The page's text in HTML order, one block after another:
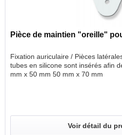
Pièce de maintien "oreille"
Fixation auriculaire / Pièces
tubes en silicone sont insérés afin
mm x 50 mm 50 mm x 70 mm
Voir détail du